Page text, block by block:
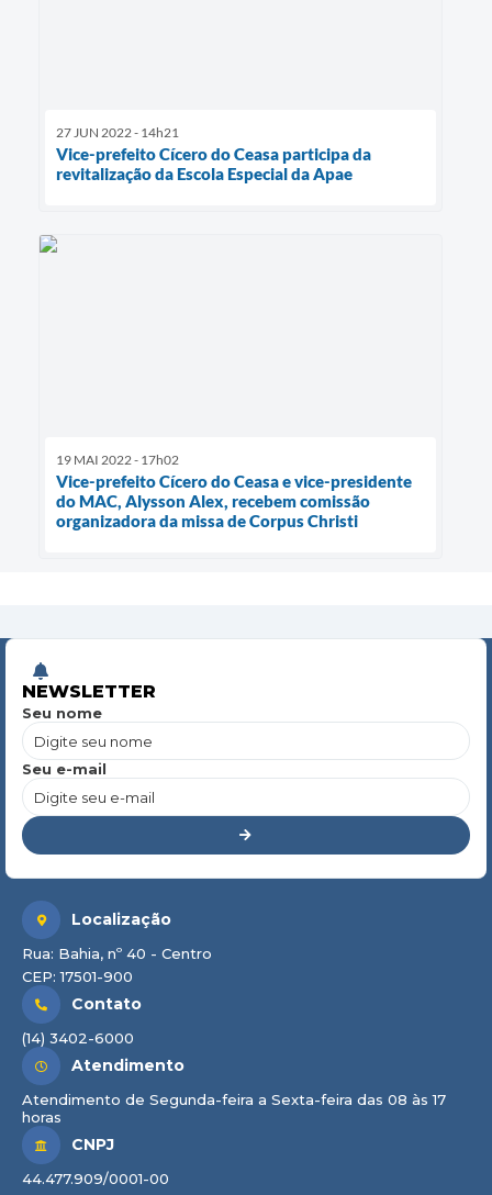
27 JUN 2022 - 14h21
Vice-prefeito Cícero do Ceasa participa da
revitalização da Escola Especial da Apae
19 MAI 2022 - 17h02
Vice-prefeito Cícero do Ceasa e vice-presidente
do MAC, Alysson Alex, recebem comissão
organizadora da missa de Corpus Christi
NEWSLETTER
Seu nome
Seu e-mail
Localização
Rua: Bahia, nº 40 - Centro
CEP: 17501-900
Contato
(14) 3402-6000
Atendimento
Atendimento de Segunda-feira a Sexta-feira das 08 às 17
horas
CNPJ
44.477.909/0001-00